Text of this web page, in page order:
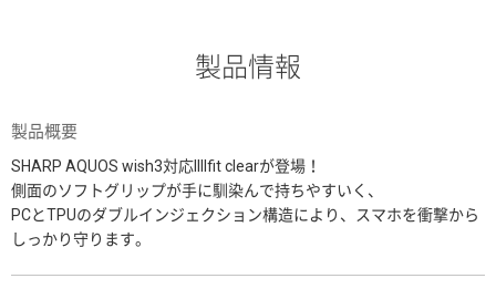
製品情報
製品概要
SHARP AQUOS wish3対応IIIIfit clearが登場！
側面のソフトグリップが手に馴染んで持ちやすいく、
PCとTPUのダブルインジェクション構造により、スマホを衝撃から
しっかり守ります。